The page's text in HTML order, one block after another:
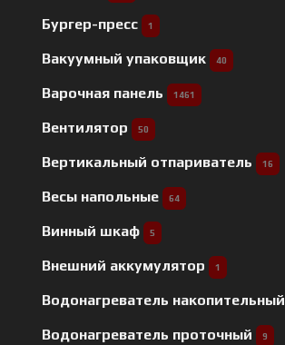
Бургер-пресс 1
Вакуумный упаковщик 40
Варочная панель 1461
Вентилятор 50
Вертикальный отпариватель 16
Весы напольные 64
Винный шкаф 5
Внешний аккумулятор 1
Водонагреватель накопительный
Водонагреватель проточный 9